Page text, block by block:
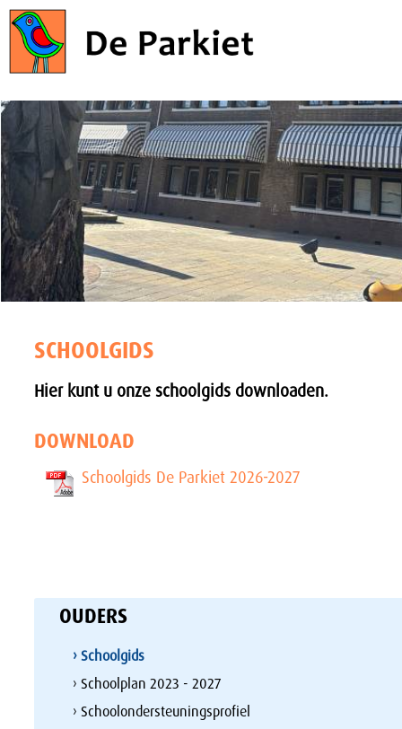
SCHOOLGIDS
Hier kunt u onze schoolgids downloaden.
DOWNLOAD
Schoolgids De Parkiet 2026-2027
OUDERS
› Schoolgids
› Schoolplan 2023 - 2027
› Schoolondersteuningsprofiel